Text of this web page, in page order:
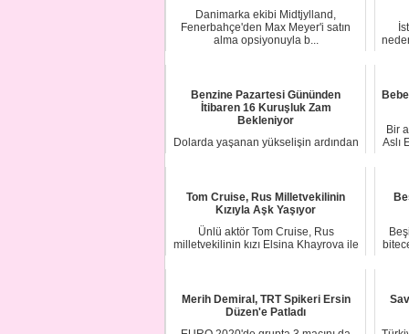
Danimarka ekibi Midtjylland,
Fenerbahçe'den Max Meyer'i satın
alma opsiyonuyla b...
Benzine Pazartesi Gününden
İtibaren 16 Kuruşluk Zam
Bekleniyor
Dolarda yaşanan yükselişin ardından
Bir
Aslı
Tom Cruise, Rus Milletvekilinin
Kızıyla Aşk Yaşıyor
Ünlü aktör Tom Cruise, Rus
milletvekilinin kızı Elsina Khayrova ile
Merih Demiral, TRT Spikeri Ersin
Düzen'e Patladı